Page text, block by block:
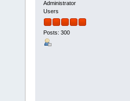
Administrator
Users
Posts: 300